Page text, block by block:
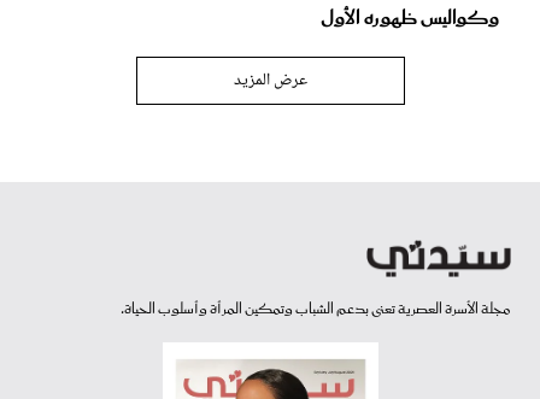
وكواليس ظهوره الأول
عرض المزيد
مجلة الأسرة العصرية تعنى بدعم الشباب وتمكين المرأة وأسلوب الحياة.